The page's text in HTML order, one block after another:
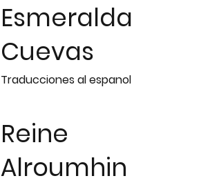
Esmeralda
Cuevas
Traducciones al espanol
Reine
Alroumhin